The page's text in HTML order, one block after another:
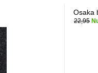
Osaka
22,95